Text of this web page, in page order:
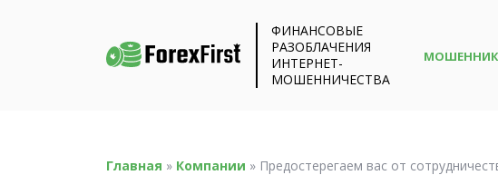
ФИНАНСОВЫЕ
РАЗОБЛАЧЕНИЯ
ИНТЕРНЕТ-
МОШЕННИЧЕСТВА
Главная » Компании » Предостерегаем вас от